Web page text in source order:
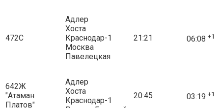
472С
Адлер
Хоста
Краснодар-1
Москва
Павелецкая
21:21 06:08 +1
642Ж
"Атаман
Платов"
Адлер
Хоста
Краснодар-1
20:45 03:19 +1